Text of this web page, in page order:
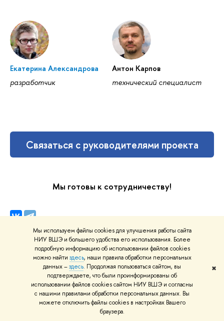
Мы используем файлы cookies для улучшения работы сайта
НИУ ВШЭ и большего удобства его использования. Более
подробную информацию об использовании файлов cookies
можно найти здесь, наши правила обработки персональных
данных –здесь. Продолжая пользоваться сайтом, вы
подтверждаете, что были проинформированы об
использовании файлов cookies сайтом НИУ ВШЭ и согласны
с нашими правилами обработки персональных данных. Вы
можете отключить файлы cookies в настройках Вашего
браузера.
✖
Екатерина Александрова
разработчик
Антон Карпов
технический специалист
Связаться с руководителями проекта
Мы готовы к сотрудничеству!
Нашлиопечатку?
Выделите её, нажмите Ctrl+Enter и отправьте нам
уведомление. Спасибо за участие!